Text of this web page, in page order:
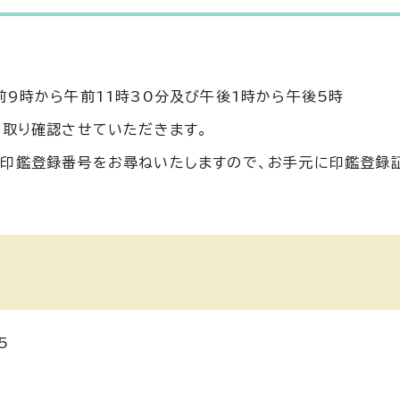
9時から午前11時30分及び午後1時から午後5時
り確認させていただきます。
鑑登録番号をお尋ねいたしますので、お手元に印鑑登録